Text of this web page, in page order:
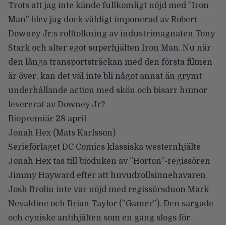
Trots att jag inte kände fullkomligt nöjd med ”Iron
Man” blev jag dock väldigt imponerad av Robert
Downey Jr:s rolltolkning av industrimagnaten Tony
Stark och alter egot superhjälten Iron Man. Nu när
den långa transportsträckan med den första filmen
är över, kan det väl inte bli något annat än grymt
underhållande action med skön och bisarr humor
levererat av Downey Jr?
Biopremiär 28 april
Jonah Hex (Mats Karlsson)
Serieförlaget DC Comics klassiska westernhjälte
Jonah Hex tas till bioduken av ”Horton”-regissören
Jimmy Hayward efter att huvudrollsinnehavaren
Josh Brolin inte var nöjd med regissörsduon Mark
Nevaldine och Brian Taylor (”Gamer”). Den sargade
och cyniske antihjälten som en gång slogs för